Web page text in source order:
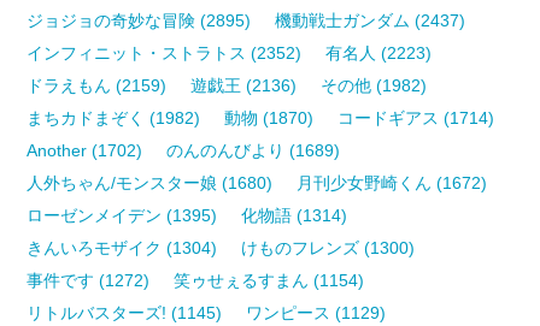
ジョジョの奇妙な冒険 (2895)
機動戦士ガンダム (2437)
インフィニット・ストラトス (2352)
有名人 (2223)
ドラえもん (2159)
遊戯王 (2136)
その他 (1982)
まちカドまぞく (1982)
動物 (1870)
コードギアス (1714)
Another (1702)
のんのんびより (1689)
人外ちゃん/モンスター娘 (1680)
月刊少女野崎くん (1672)
ローゼンメイデン (1395)
化物語 (1314)
きんいろモザイク (1304)
けものフレンズ (1300)
事件です (1272)
笑ゥせぇるすまん (1154)
リトルバスターズ! (1145)
ワンピース (1129)